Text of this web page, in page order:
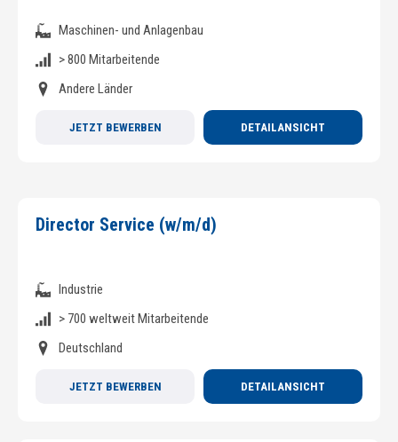
Maschinen- und Anlagenbau
> 800 Mitarbeitende
Andere Länder
JETZT BEWERBEN DETAILANSICHT
Director Service (w/m/d)
Industrie
> 700 weltweit Mitarbeitende
Deutschland
JETZT BEWERBEN DETAILANSICHT